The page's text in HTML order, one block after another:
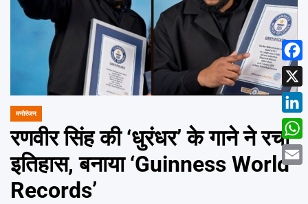
POSTED
मनोरंजन
रणवीर सिंह की ‘धुरंधर’ के गाने ने रचा
इतिहास, बनाया ‘Guinness World
Records’
X